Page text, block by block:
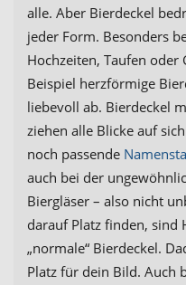
alle. Aber Bierdeckel
jeder Form. Besonders
Hochzeiten, Taufen
Beispiel herzförmige
liebevoll ab. Bierdeckel
ziehen alle Blicke auf
noch passende
auch bei der
Biergläser – also nicht
darauf Platz finden, sind
„normale“ Bierdeckel.
Platz für dein Bild. Auch